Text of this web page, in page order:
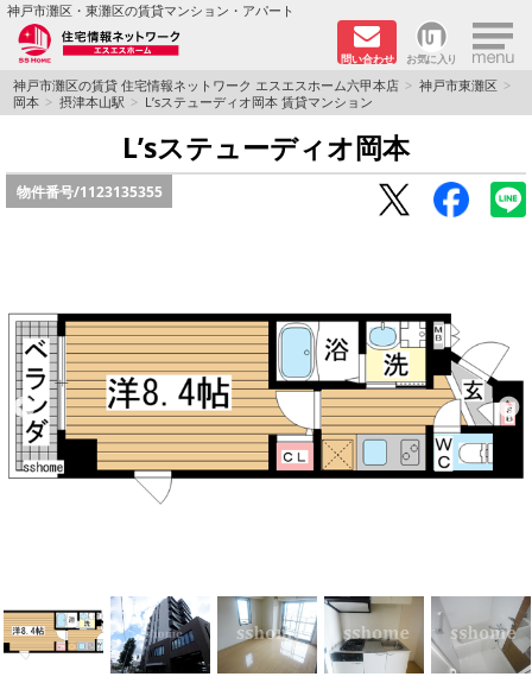
神戸市灘区・東灘区の賃貸マンション・アパート
問い合わせ お気に入り ×
TOPページ
学生さん向け物件
ペット飼育可物件
路線·駅から探す
地域から探す
地図から探す
メールでお問い合わせ
神戸市灘区の賃貸 住宅情報ネットワーク エスエスホーム六甲本店
神戸市東灘区
岡本
摂津本山駅 L’sステューディオ岡本 賃貸マンション
L’sステューディオ岡本
物件番号/1123135355